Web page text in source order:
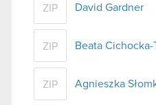
ZIP David Gardner
ZIP Beata Cichocka-
ZIP Agnieszka